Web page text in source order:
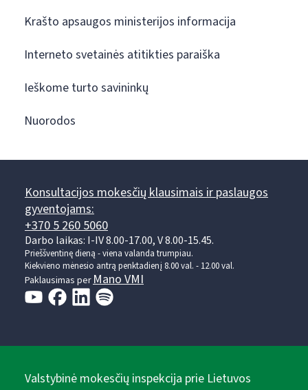
Krašto apsaugos ministerijos informacija
Interneto svetainės atitikties paraiška
Ieškome turto savininkų
Nuorodos
Konsultacijos mokesčių klausimais ir paslaugos
gyventojams:
+370 5 260 5060
Darbo laikas: I-IV 8.00-17.00, V 8.00-15.45.
Prieššventinę dieną - viena valanda trumpiau.
Kiekvieno mėnesio antrą penktadienį 8.00 val. - 12.00 val.
Paklausimas per Mano VMI
Valstybinė mokesčių inspekcija prie Lietuvos